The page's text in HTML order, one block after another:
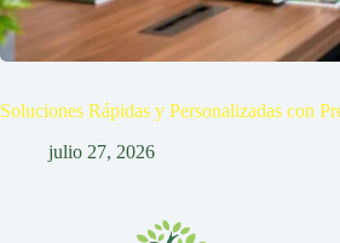
Soluciones Rápidas y Personalizadas con
julio 27, 2026